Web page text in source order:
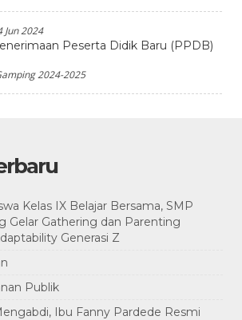
Jun 2024
Peserta Didik Baru (PPDB)
2024-2025
Kelas IX Belajar Bersama, SMP
Gelar Gathering dan Parenting
Generasi Z
Publik
Ibu Fanny Pardede Resmi